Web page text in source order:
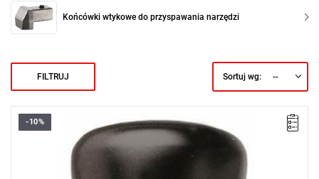
Końcówki wtykowe do przyspawania narzędzi
FILTRUJ Sortuj wg: --
• Umożliwia utrzymanie klucza w pozycji równoległej do
płaszczyzny dokręcania
• Używana z grzechotkami i zabierakami kwadratowymi 3/8" i
-10%